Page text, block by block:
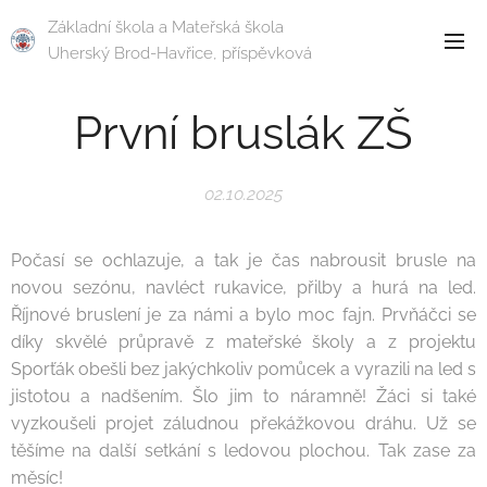
Základní škola a Mateřská škola
Uherský Brod-Havřice, příspěvková
První bruslák ZŠ
02.10.2025
Počasí se ochlazuje, a tak je čas nabrousit brusle na
novou sezónu, navléct rukavice, přilby a hurá na led.
Říjnové bruslení je za námi a bylo moc fajn. Prvňáčci se
díky skvělé průpravě z mateřské školy a z projektu
Sporťák obešli bez jakýchkoliv pomůcek a vyrazili na led s
jistotou a nadšením. Šlo jim to náramně! Žáci si také
vyzkoušeli projet záludnou překážkovou dráhu. Už se
těšíme na další setkání s ledovou plochou. Tak zase za
měsíc!